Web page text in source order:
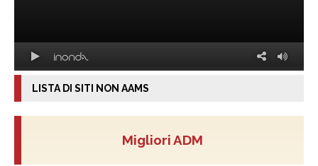
LISTA DI SITI NON AAMS
Migliori ADM